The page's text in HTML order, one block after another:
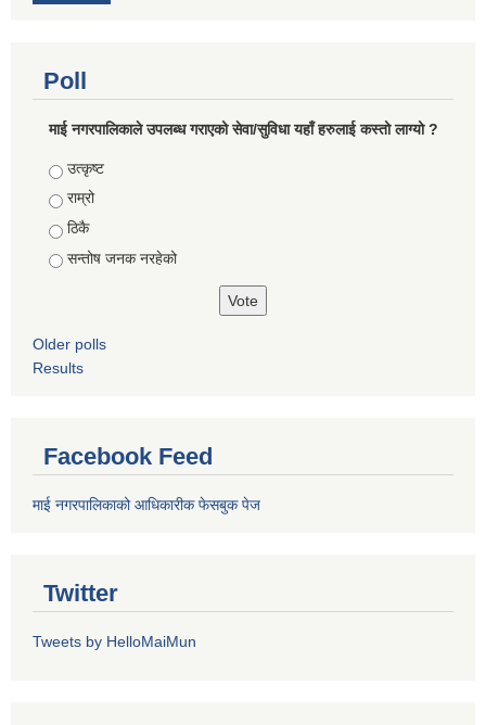
Poll
माई नगरपालिकाले उपलब्ध गराएको सेवा/सुविधा यहाँ हरुलाई कस्तो लाग्यो ?
Choices
उत्कृष्ट
राम्रो
ठिकै
सन्तोष जनक नरहेको
Older polls
Results
Facebook Feed
माई नगरपालिकाको आधिकारीक फेसबुक पेज
Twitter
Tweets by HelloMaiMun